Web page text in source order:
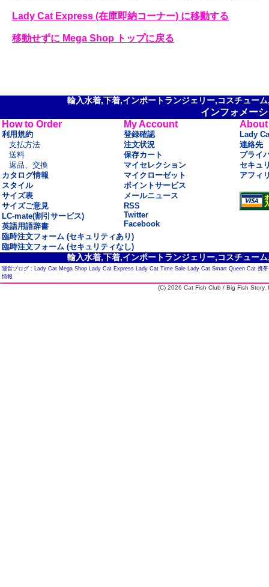
Lady Cat Express (在庫即納コーナー) に移動する
移動せずに Mega Shop トップに戻る
輸入水着,下着,インポートランジェリー,コスチュー
インフォメー
How to Order
利用規約
支払方法
送料
返品、交換
カタログ情報
スタイル
サイズ表
サイズご意見
LC-mate(割引サービス)
英語用語辞書
My Account
登録確認
注文状況
保存カート
マイセレクション
マイクローゼット
ポイントサービス
メールニュース
RSS
Twitter
Facebook
About
Lady
連絡先
プライ
セキュ
アフィ
臨時注文フォーム (セキュリティあり)
臨時注文フォーム (セキュリティなし)
輸入水着,下着,インポートランジェリー,コスチュー
運営ブログ : Lady Cat Mega Shop Lady Cat Express Lady Cat Time Sale Lady Cat Smart Queen Cat 携
情報
(C) 2026 Cat Fish Club / Big Fish Story,